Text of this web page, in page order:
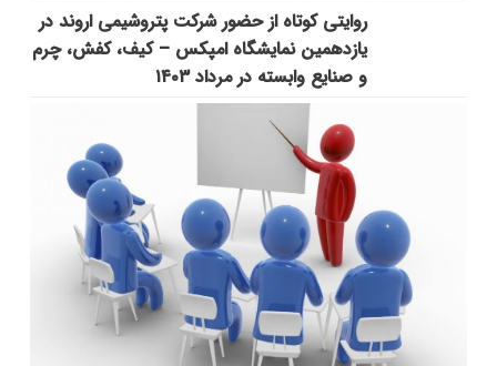
روایتی کوتاه از حضور شرکت پتروشیمی اروند در
یازدهمین نمایشگاه امپکس‌ – کیف، کفش، چرم
و صنایع وابسته در مرداد ۱۴۰۳